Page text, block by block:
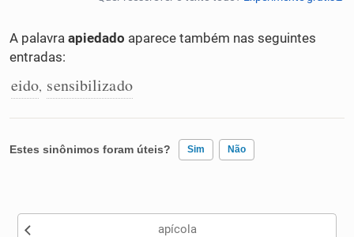
Cata-letras
Caça-palavras
A palavra apiedado aparece também nas seguintes
entradas:
eido, sensibilizado
Estes sinônimos foram úteis? Sim Não
Nenhum dos sinônimos apresentados me ajudou
apícola